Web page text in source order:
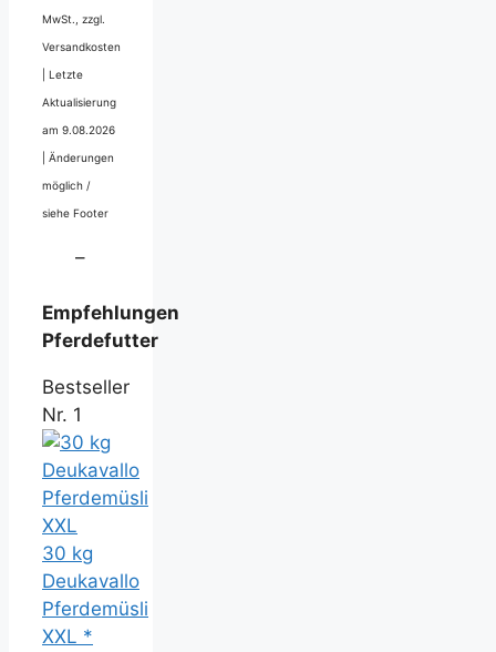
MwSt., zzgl.
Versandkosten
Letzte
Aktualisierung
am 9.08.2026
Änderungen
möglich /
siehe Footer
–
Empfehlungen
Pferdefutter
Bestseller
Nr. 1
30 kg
Deukavallo
Pferdemüsli
XXL *